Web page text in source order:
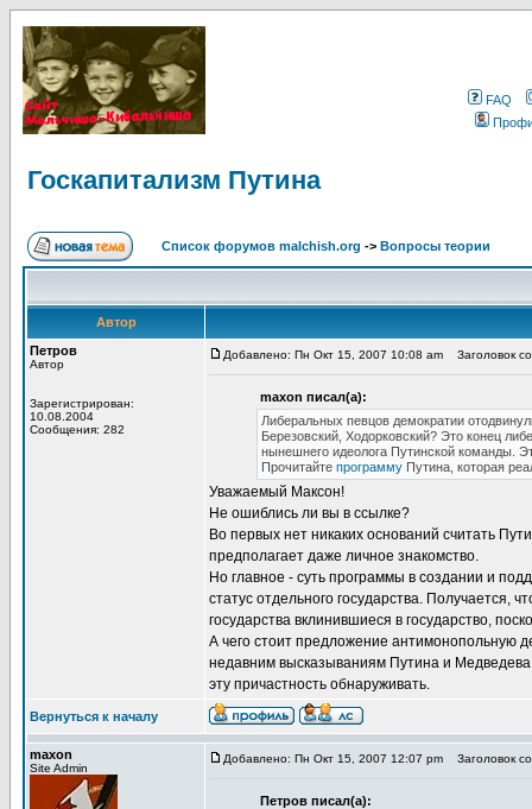
FAQ
Госкапитализм Путина
Список форумов malchish.org -> Вопросы теории
Автор
Петров
Автор
Зарегистрирован:
10.08.2004
Сообщения: 282
Добавлено: Пн Окт 15, 2007 10:08 am Заголовок
maxon писал(а):
Либеральных певцов демократии
Березовский, Ходорковский? Это конец
нынешнего идеолога Путинской команды.
Прочитайте программу Путина, которая
Уважаемый Максон!
Не ошиблись ли вы в ссылке?
Во первых нет никаких оснований считать
предполагает даже личное знакомство.
Но главное - суть программы в создании и
статус отдельного государства. Получается,
государства вклинившиеся в государство,
А чего стоит предложение антимонопольную
недавним высказываниям Путина и
эту причастность обнаруживать.
Вернуться к началу
maxon
Site Admin
Добавлено: Пн Окт 15, 2007 12:07 pm Заголовок
Петров писал(а):